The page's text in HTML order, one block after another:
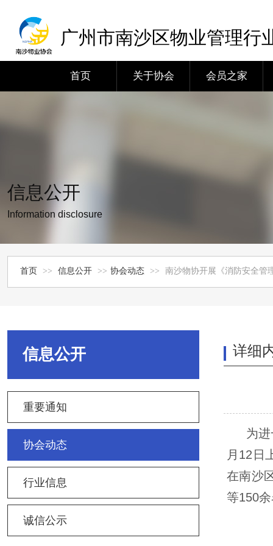
广州市南沙区物业管理行
首页 关于协会 会员之家
信息公开
Information disclosure
首页 >> 信息公开 >> 协会动态 >> 南沙物协开展《消防安全管
信息公开
重要通知
协会动态
行业信息
诚信公示
详细
为
月12日
在南沙
等150